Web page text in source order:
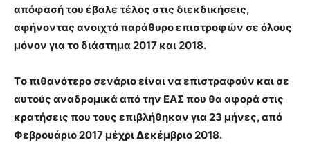
απόφασή του έβαλε τέλος στις διεκδικήσεις,
αφήνοντας ανοιχτό παράθυρο επιστροφών σε όλους
μόνον για το διάστημα 2017 και 2018.
Tο πιθανότερο σενάριο είναι να επιστραφούν και σε
αυτούς αναδρομικά από την ΕΑΣ που θα αφορά στις
κρατήσεις που τους επιβλήθηκαν για 23 μήνες, από
Φεβρουάριο 2017 μέχρι Δεκέμβριο 2018.